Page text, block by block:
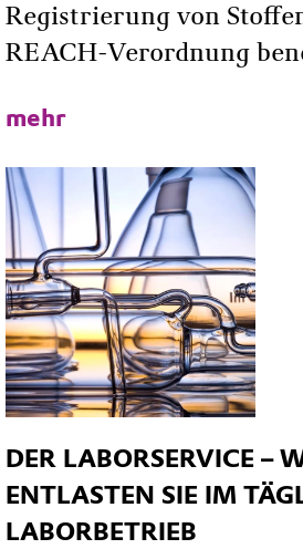
Registrierung von
REACH-Verordnung
mehr
DER LABORSERVICE –
ENTLASTEN SIE IM
LABORBETRIEB